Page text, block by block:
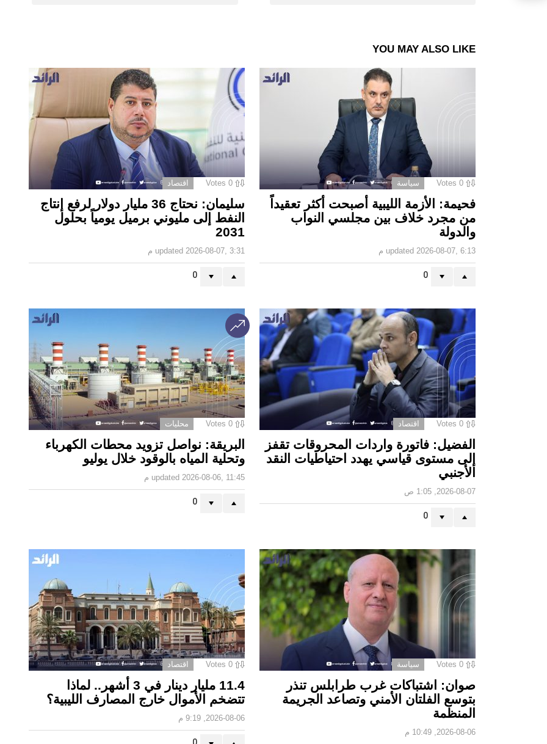
YOU MAY ALSO LIKE
0
Votes سياسة
فحيمة: الأزمة الليبية أصبحت أكثر تعقيداً
من مجرد خلاف بين مجلسي النواب
والدولة
updated 2026-08-07, 6:13 م
0
0
Votes اقتصاد
سليمان: نحتاج 36 مليار دولار لرفع إنتاج
النفط إلى مليوني برميل يومياً بحلول
2031
updated 2026-08-07, 3:31 م
0
0
Votes اقتصاد
الفضيل: فاتورة واردات المحروقات تقفز
إلى مستوى قياسي يهدد احتياطيات النقد
الأجنبي
2026-08-07, 1:05 ص
0
0
Votes محليات
البريقة: نواصل تزويد محطات الكهرباء
وتحلية المياه بالوقود خلال يوليو
updated 2026-08-06, 11:45 م
0
0
Votes سياسة
صوان: اشتباكات غرب طرابلس تنذر
بتوسع الفلتان الأمني وتصاعد الجريمة
المنظمة
2026-08-06, 10:49 م
0
Votes اقتصاد
11.4 مليار دينار في 3 أشهر.. لماذا
تتضخم الأموال خارج المصارف الليبية؟
2026-08-06, 9:19 م